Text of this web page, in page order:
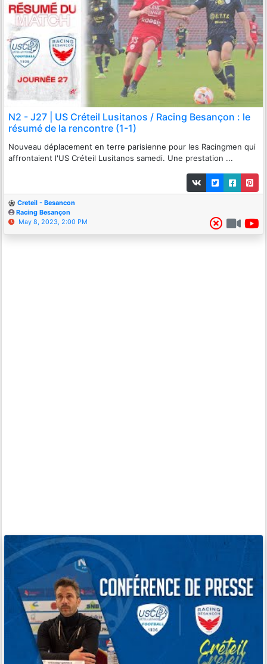
N2 - J27 | US Créteil Lusitanos / Racing Besançon : le
résumé de la rencontre (1-1)
Nouveau déplacement en terre parisienne pour les Racingmen qui
affrontaient l'US Créteil Lusitanos samedi. Une prestation ...
Creteil - Besancon
Racing Besançon
May 8, 2023, 2:00 PM